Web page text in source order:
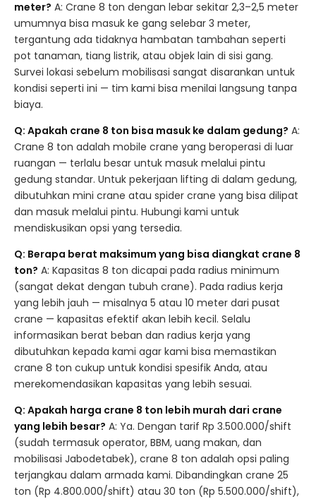
meter? A: Crane 8 ton dengan lebar sekitar 2,3–2,5 meter
umumnya bisa masuk ke gang selebar 3 meter,
tergantung ada tidaknya hambatan tambahan seperti
pot tanaman, tiang listrik, atau objek lain di sisi gang.
Survei lokasi sebelum mobilisasi sangat disarankan untuk
kondisi seperti ini — tim kami bisa menilai langsung tanpa
biaya.
Q: Apakah crane 8 ton bisa masuk ke dalam gedung? A:
Crane 8 ton adalah mobile crane yang beroperasi di luar
ruangan — terlalu besar untuk masuk melalui pintu
gedung standar. Untuk pekerjaan lifting di dalam gedung,
dibutuhkan mini crane atau spider crane yang bisa dilipat
dan masuk melalui pintu. Hubungi kami untuk
mendiskusikan opsi yang tersedia.
Q: Berapa berat maksimum yang bisa diangkat crane 8
ton? A: Kapasitas 8 ton dicapai pada radius minimum
(sangat dekat dengan tubuh crane). Pada radius kerja
yang lebih jauh — misalnya 5 atau 10 meter dari pusat
crane — kapasitas efektif akan lebih kecil. Selalu
informasikan berat beban dan radius kerja yang
dibutuhkan kepada kami agar kami bisa memastikan
crane 8 ton cukup untuk kondisi spesifik Anda, atau
merekomendasikan kapasitas yang lebih sesuai.
Q: Apakah harga crane 8 ton lebih murah dari crane
yang lebih besar? A: Ya. Dengan tarif Rp 3.500.000/shift
(sudah termasuk operator, BBM, uang makan, dan
mobilisasi Jabodetabek), crane 8 ton adalah opsi paling
terjangkau dalam armada kami. Dibandingkan crane 25
ton (Rp 4.800.000/shift) atau 30 ton (Rp 5.500.000/shift),